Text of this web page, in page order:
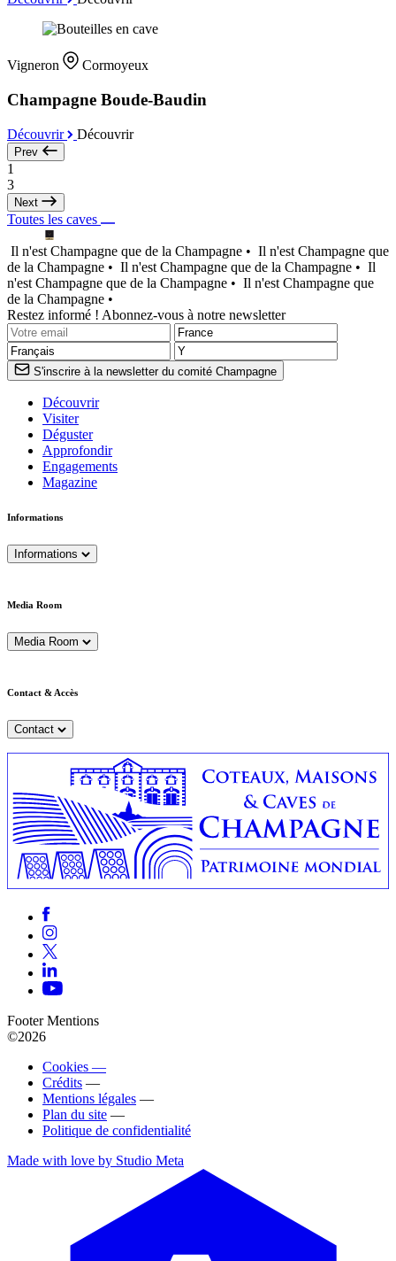
Vigneron Cormoyeux
Champagne Boude-Baudin
Découvrir Découvrir
Prev
1
3
Next
Toutes les caves
Il n'est Champagne que de la Champagne • Il n'est Champagne que
de la Champagne • Il n'est Champagne que de la Champagne • Il
n'est Champagne que de la Champagne • Il n'est Champagne que
de la Champagne •
Restez informé ! Abonnez-vous à notre newsletter
S'inscrire à la newsletter du comité Champagne
Découvrir
Visiter
Déguster
Approfondir
Engagements
Magazine
Informations
Informations
Media Room
Media Room
Contact & Accès
Contact
Footer Mentions
©2026
Cookies —
Crédits —
Mentions légales —
Plan du site —
Politique de confidentialité
Made with love by Studio Meta